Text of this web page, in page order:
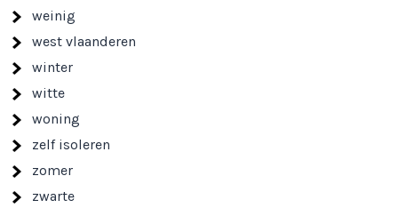
weinig
west vlaanderen
winter
witte
woning
zelf isoleren
zomer
zwarte